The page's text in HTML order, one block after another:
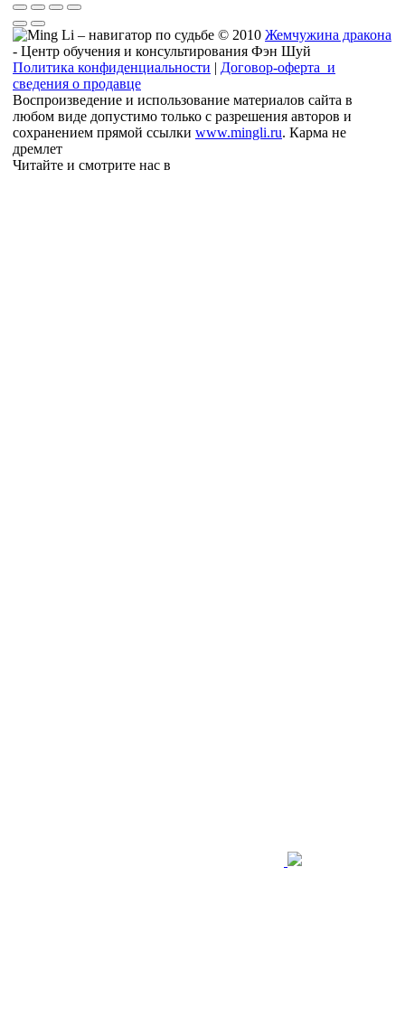
© 2010 Жемчужина дракона
- Центр обучения и консультирования Фэн Шуй
Политика конфиденциальности | Договор-оферта и
сведения о продавце
Воспроизведение и использование материалов сайта в
любом виде допустимо только с разрешения авторов и
сохранением прямой ссылки www.mingli.ru. Карма не
дремлет
Читайте и смотрите нас в